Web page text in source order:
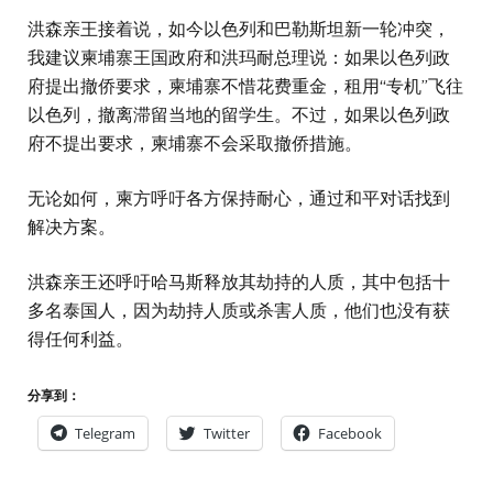
洪森亲王接着说，如今以色列和巴勒斯坦新一轮冲突，
我建议柬埔寨王国政府和洪玛耐总理说：如果以色列政
府提出撤侨要求，柬埔寨不惜花费重金，租用“专机”飞往
以色列，撤离滞留当地的留学生。不过，如果以色列政
府不提出要求，柬埔寨不会采取撤侨措施。
无论如何，柬方呼吁各方保持耐心，通过和平对话找到
解决方案。
洪森亲王还呼吁哈马斯释放其劫持的人质，其中包括十
多名泰国人，因为劫持人质或杀害人质，他们也没有获
得任何利益。
分享到：
Telegram Twitter Facebook